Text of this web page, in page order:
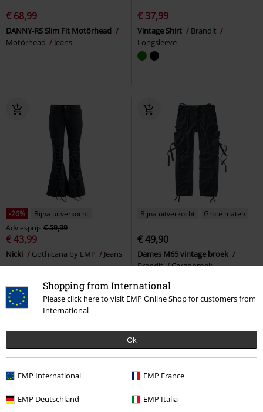
Shopping from International
Please click here to visit EMP Online Shop for customers from
International
Ok
EMP International EMP France
EMP Deutschland EMP Italia
€ 68,99
DANNY-RS Slim Fit Motörhead
Motörhead
Jeans
€ 37,99
Vintage Shirt
Brandit
Longsleeve
-26%
Bijna uitverkocht
Adviesprijs € 59,99
€ 43,99
Nicki Gothicana by EMP Jeans
Bijna uitverkocht Grote maten
€ 49,90
Dames M65 vintage broek
Brandit
Cargobroek